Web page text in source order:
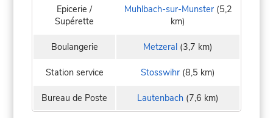
Epicerie /
Supérette
Muhlbach-sur-Munster(5,2
km)
Boulangerie Metzeral (3,7 km)
Station service Stosswihr (8,5 km)
Bureau de Poste Lautenbach (7,6 km)